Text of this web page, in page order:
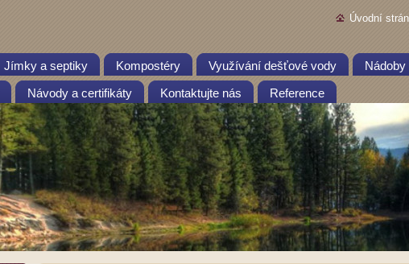
Úvodní
Jímky a septiky Kompostéry Využívání dešťové vody
Návody a certifikáty Kontaktujte nás Reference